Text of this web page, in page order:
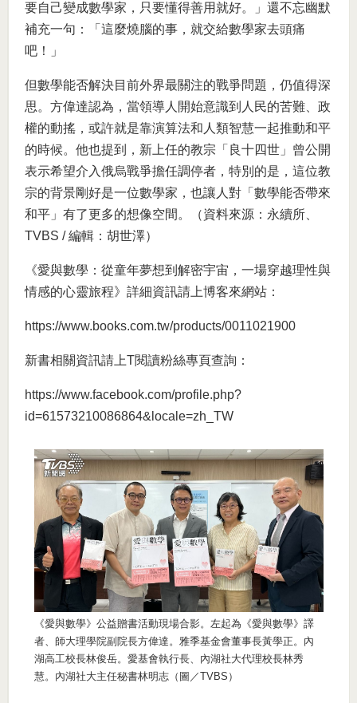
要自己變成數學家，只要懂得善用就好。」還不忘幽默
補充一句：「這麼燒腦的事，就交給數學家去頭痛
吧！」
但數學能否解決目前外界最關注的戰爭問題，仍值得深
思。方偉達認為，當領導人開始意識到人民的苦難、政
權的動搖，或許就是靠演算法和人類智慧一起推動和平
的時候。他也提到，新上任的教宗「良十四世」曾公開
表示希望介入俄烏戰爭擔任調停者，特別的是，這位教
宗的背景剛好是一位數學家，也讓人對「數學能否帶來
和平」有了更多的想像空間。（資料來源：永續所、
TVBS / 編輯：胡世澤）
《愛與數學：從童年夢想到解密宇宙，一場穿越理性與
情感的心靈旅程》詳細資訊請上博客來網站：
https://www.books.com.tw/products/0011021900
新書相關資訊請上T閱讀粉絲專頁查詢：
https://www.facebook.com/profile.php?
id=61573210086864&locale=zh_TW
《愛與數學》公益贈書活動現場合影。左起為《愛與數學》譯
者、師大理學院副院長方偉達。雅季基金會董事長黃學正。內
湖高工校長林俊岳。愛基會執行長、內湖社大代理校長林秀
慧。內湖社大主任秘書林明志（圖／TVBS）